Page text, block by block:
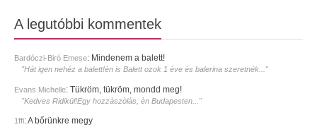
A legutóbbi kommentek
Bardóczi-Biró Emese: Mindenem a balett!
"Hát igen nehéz a balett!én is Balett ozok 1 éve és balerina szeretnék..."
Evans Michelle: Tükröm, tükröm, mondd meg!
"Kedves Ridikül!Egy hozzàszòlàs, èn Budapesten..."
1ffi:A bőrünkre megy